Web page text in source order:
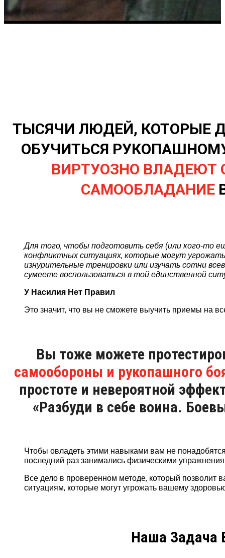
ТЫСЯЧИ ЛЮДЕЙ, КОТОРЫЕ
ОБУЧИТЬСЯ
ВИРТУОЗНО ВЛАДЕЮТ
САМООБЛАДАНИЕ
Для того, чтобы подготовить себя (или кого-то
конфликтных ситуациях, которые могут
изнурительные тренировки или изучать сотни
сумеете воспользоваться в той единственной
У Насилия Нет Правил
Это значит, что вы не сможете выучить приемы на
Вы тоже можете
самообороны и рукопашного
простоте и невероятной
«Разбуди в себе воина.
Чтобы овладеть этими навыками вам не
последний раз занимались физическими
Все дело в проверенном методе, который
ситуациям, которые могут угрожать вашему
Наша Задача